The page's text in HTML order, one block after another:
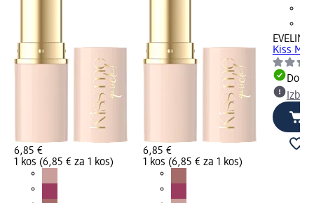
6,85 €
1 kos (6,85 € za 1 kos)
6,85 €
1 kos (6,85 € za 1 kos)
EVELINE
Kiss Me